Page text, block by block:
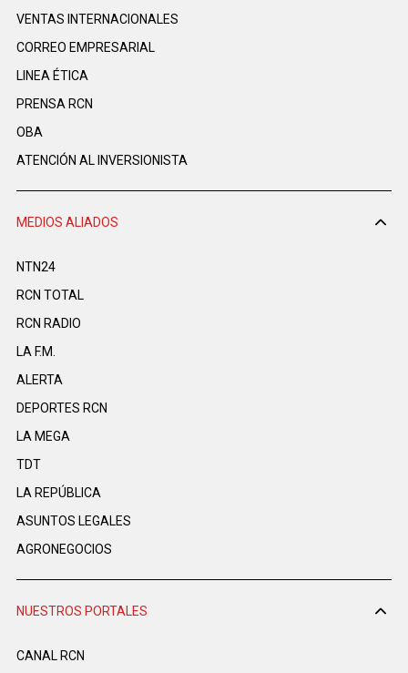
VENTAS INTERNACIONALES
CORREO EMPRESARIAL
LINEA ÉTICA
PRENSA RCN
OBA
ATENCIÓN AL INVERSIONISTA
MEDIOS ALIADOS
NTN24
RCN TOTAL
RCN RADIO
LA F.M.
ALERTA
DEPORTES RCN
LA MEGA
TDT
LA REPÚBLICA
ASUNTOS LEGALES
AGRONEGOCIOS
NUESTROS PORTALES
CANAL RCN